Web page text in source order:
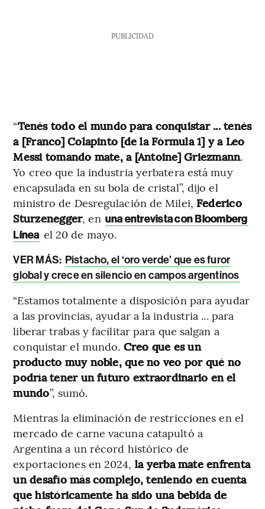
PUBLICIDAD
“Tenés todo el mundo para conquistar ... tenés
a [Franco] Colapinto [de la Fórmula 1] y a Leo
Messi tomando mate, a [Antoine] Griezmann.
Yo creo que la industria yerbatera está muy
encapsulada en su bola de cristal”, dijo el
ministro de Desregulación de Milei, Federico
Sturzenegger, en una entrevista con Bloomberg
Línea el 20 de mayo.
VER MÁS: Pistacho, el ‘oro verde’ que es furor
global y crece en silencio en campos argentinos
“Estamos totalmente a disposición para ayudar
a las provincias, ayudar a la industria ... para
liberar trabas y facilitar para que salgan a
conquistar el mundo. Creo que es un
producto muy noble, que no veo por qué no
podría tener un futuro extraordinario en el
mundo”, sumó.
Mientras la eliminación de restricciones en el
mercado de carne vacuna catapultó a
Argentina a un récord histórico de
exportaciones en 2024, la yerba mate enfrenta
un desafío más complejo, teniendo en cuenta
que históricamente ha sido una bebida de